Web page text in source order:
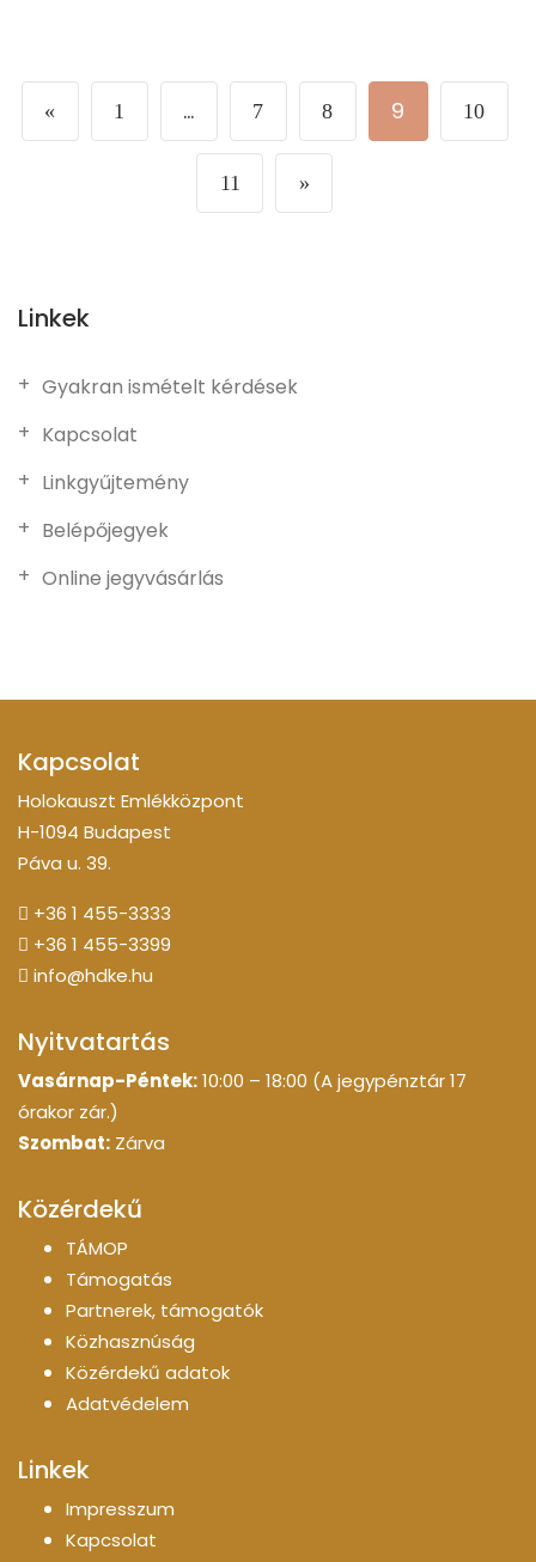
« 1 … 7 8 9 10
11 »
Linkek
Gyakran ismételt kérdések
Kapcsolat
Linkgyűjtemény
Belépőjegyek
Online jegyvásárlás
Kapcsolat
Holokauszt Emlékközpont
H-1094 Budapest
Páva u. 39.
+36 1 455-3333
+36 1 455-3399
info@hdke.hu
Nyitvatartás
Vasárnap-Péntek:10:00 – 18:00 (A jegypénztár 17
órakor zár.)
Szombat: Zárva
Közérdekű
TÁMOP
Támogatás
Partnerek, támogatók
Közhasznúság
Közérdekű adatok
Adatvédelem
Linkek
Impresszum
Kapcsolat